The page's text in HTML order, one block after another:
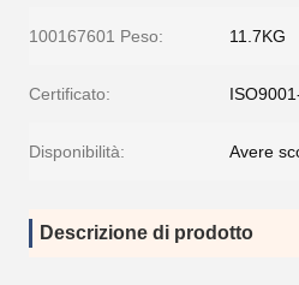
100167601 Peso: 11.7KG
Certificato:
Disponibilità: Avere
Descrizione di prodotto